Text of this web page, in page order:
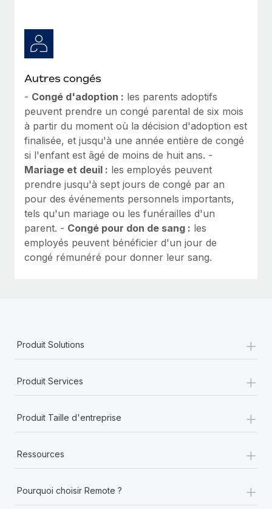
Autres congés
- Congé d'adoption : les parents adoptifs
peuvent prendre un congé parental de six mois
à partir du moment où la décision d'adoption est
finalisée, et jusqu'à une année entière de congé
si l'enfant est âgé de moins de huit ans. -
Mariage et deuil : les employés peuvent
prendre jusqu'à sept jours de congé par an
pour des événements personnels importants,
tels qu'un mariage ou les funérailles d'un
parent. - Congé pour don de sang : les
employés peuvent bénéficier d'un jour de
congé rémunéré pour donner leur sang.
Produit Solutions +
Produit Services +
Produit Taille d'entreprise +
Ressources +
Pourquoi choisir Remote ? +